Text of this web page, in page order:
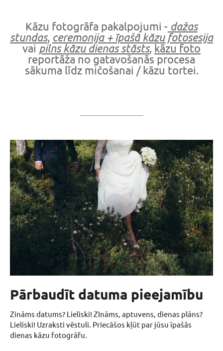
Kāzu fotogrāfa pakalpojumi - dažas
stundas, ceremonija + īpašā kāzu fotosesija
vaipilns kāzu dienas stāsts,kāzu foto
reportāža no gatavošanās procesa
sākuma līdz mičošanai / kāzu tortei.
Pārbaudīt datuma pieejamību
Zināms datums? Lieliski! ZInāms, aptuvens, dienas plāns?
Lieliski! Uzraksti vēstuli. Priecāšos kļūt par jūsu īpašās
dienas kāzu fotogrāfu.